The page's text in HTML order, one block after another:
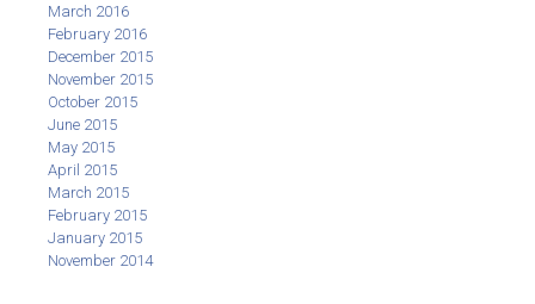
March 2016
February 2016
December 2015
November 2015
October 2015
June 2015
May 2015
April 2015
March 2015
February 2015
January 2015
November 2014